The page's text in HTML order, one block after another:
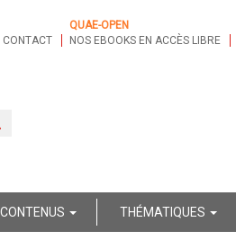
CONTACT
QUAE-OPEN
NOS EBOOKS EN ACCÈS LIBRE
THÉMATIQUES